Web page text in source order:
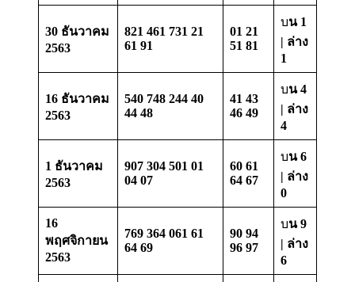
30 ธันวาคม
2563
821 461 731 21
61 91
01 21
51 81
บน 1
| ล่าง
1
16 ธันวาคม
2563
540 748 244 40
44 48
41 43
46 49
บน 4
| ล่าง
4
1 ธันวาคม
2563
907 304 501 01
04 07
60 61
64 67
บน 6
| ล่าง
0
16
พฤศจิกายน
2563
769 364 061 61
64 69
90 94
96 97
บน 9
| ล่าง
6